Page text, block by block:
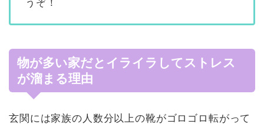
うぞ！
物が多い家だとイライラしてストレス
が溜まる理由
玄関には家族の人数分以上の靴がゴロゴロ転がって